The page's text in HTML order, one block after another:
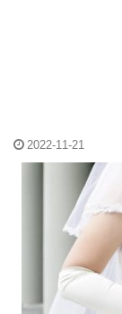
2022-11-21